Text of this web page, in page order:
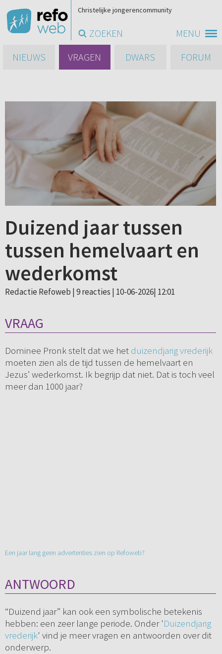
MENU
Christelijke jongerencommunity
ZOEKEN
NIEUWS
VRAGEN DWARS FORUM
Duizend jaar tussen
tussen hemelvaart en
wederkomst
Redactie Refoweb | 9 reacties | 10-06-2026| 12:01
VRAAG
Dominee Pronk stelt dat we het duizendjarig vrederijk
moeten zien als de tijd tussen de hemelvaart en
Jezus’ wederkomst. Ik begrijp dat niet. Dat is toch veel
meer dan 1000 jaar?
Een jaar lang geen advertenties zien op Refoweb?
ANTWOORD
“Duizend jaar” kan ook een symbolische betekenis
hebben: een zeer lange periode. Onder 'Duizendjarig
vrederijk' vind je meer vragen en antwoorden over dit
onderwerp.